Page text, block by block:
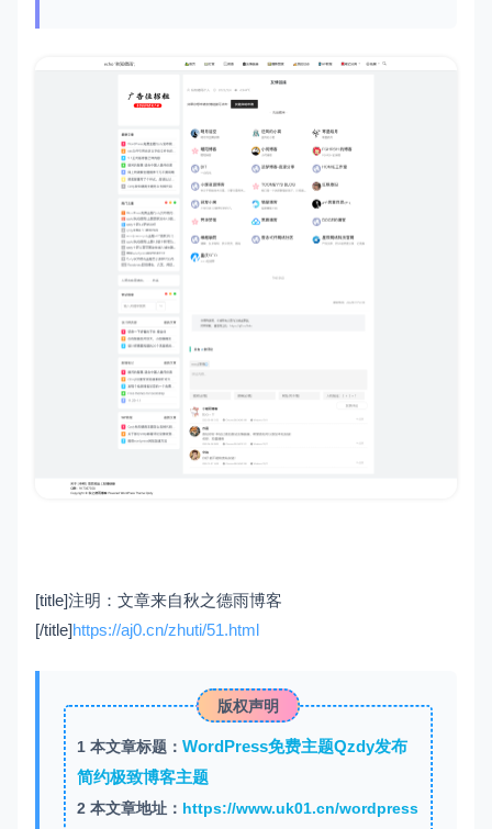
[title]注明：文章来自秋之德雨博客
[/title]https://aj0.cn/zhuti/51.html
版权声明
1本文章标题： WordPress免费主题Qzdy发布
简约极致博客主题
2 本文章地址： https://www.uk01.cn/wordpress